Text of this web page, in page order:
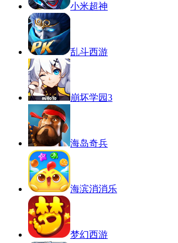
小米超神
乱斗西游
崩坏学园3
海岛奇兵
海滨消消乐
梦幻西游